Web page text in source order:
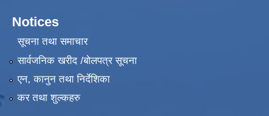
Notices
सूचना तथा समाचार
सार्वजनिक खरीद /बोलपत्र सूचना
एन, कानुन तथा निर्देशिका
कर तथा शुल्कहरु